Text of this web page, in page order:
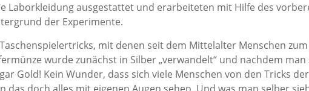
Laborkleidung ausgestattet und erarbeiteten mit Hilfe des
der Experimente.
mit denen seit dem Mittelalter Menschen
wurde zunächst in Silber „verwandelt“ und nachdem
Gold! Kein Wunder, dass sich viele Menschen von den Tricks